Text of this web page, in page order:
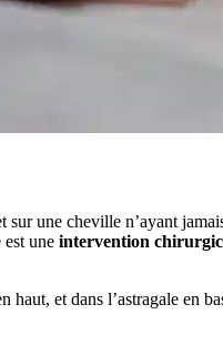
sur une cheville n’ayant
est une intervention
haut, et dans l’astragale en